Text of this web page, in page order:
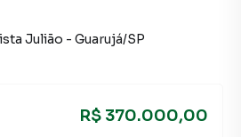
Julião - Guarujá/SP
R$ 370.000,00